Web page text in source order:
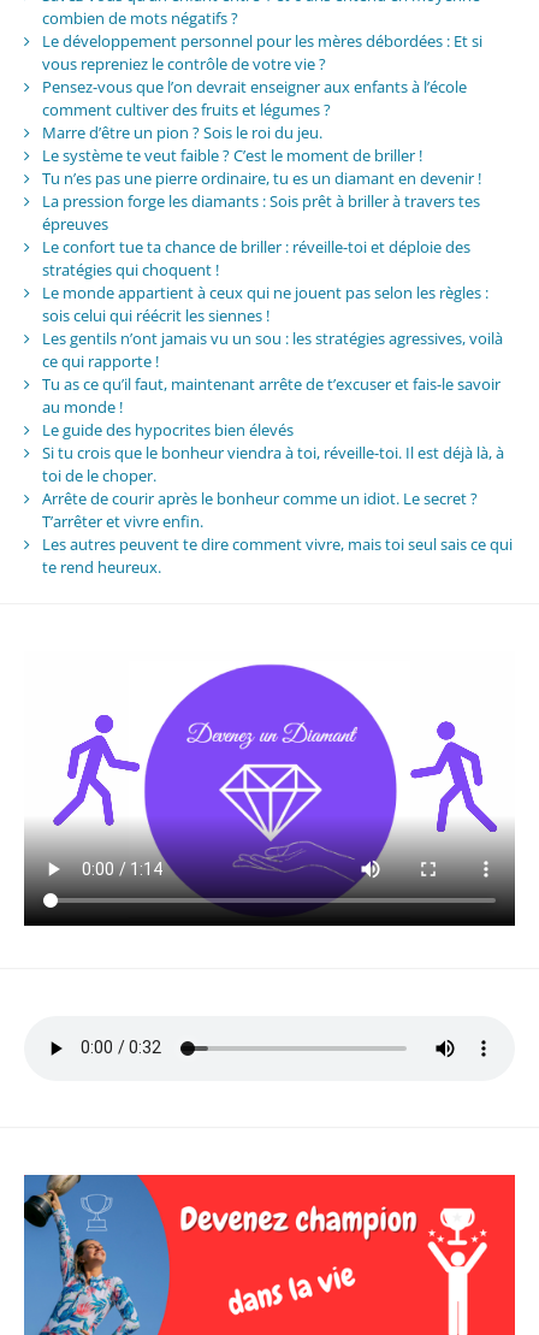
combien de mots négatifs ?
Le développement personnel pour les mères débordées : Et si
vous repreniez le contrôle de votre vie ?
Pensez-vous que l’on devrait enseigner aux enfants à l’école
comment cultiver des fruits et légumes ?
Marre d’être un pion ? Sois le roi du jeu.
Le système te veut faible ? C’est le moment de briller !
Tu n’es pas une pierre ordinaire, tu es un diamant en devenir !
La pression forge les diamants : Sois prêt à briller à travers tes
épreuves
Le confort tue ta chance de briller : réveille-toi et déploie des
stratégies qui choquent !
Le monde appartient à ceux qui ne jouent pas selon les règles :
sois celui qui réécrit les siennes !
Les gentils n’ont jamais vu un sou : les stratégies agressives, voilà
ce qui rapporte !
Tu as ce qu’il faut, maintenant arrête de t’excuser et fais-le savoir
au monde !
Le guide des hypocrites bien élevés
Si tu crois que le bonheur viendra à toi, réveille-toi. Il est déjà là, à
toi de le choper.
Arrête de courir après le bonheur comme un idiot. Le secret ?
T’arrêter et vivre enfin.
Les autres peuvent te dire comment vivre, mais toi seul sais ce qui
te rend heureux.